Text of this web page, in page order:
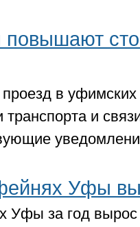
в
и
Уфы
Уфы за год вырос